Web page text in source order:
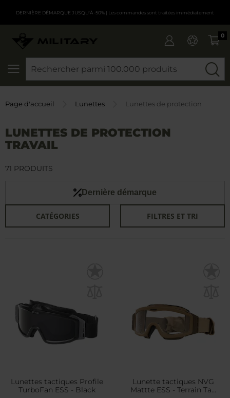
DERNIÈRE DÉMARQUE JUSQU'À -50% | Les commandes sont traitées immédiatement
0
Page d'accueil Lunettes Lunettes de protection
LUNETTES DE PROTECTION
TRAVAIL
Dernière démarque
CATÉGORIES FILTRES ET TRI
71 PRODUITS
Lunettes tactiques Profile
TurboFan ESS - Black
Lunette tactiques NVG
Mattte ESS - Terrain Tan